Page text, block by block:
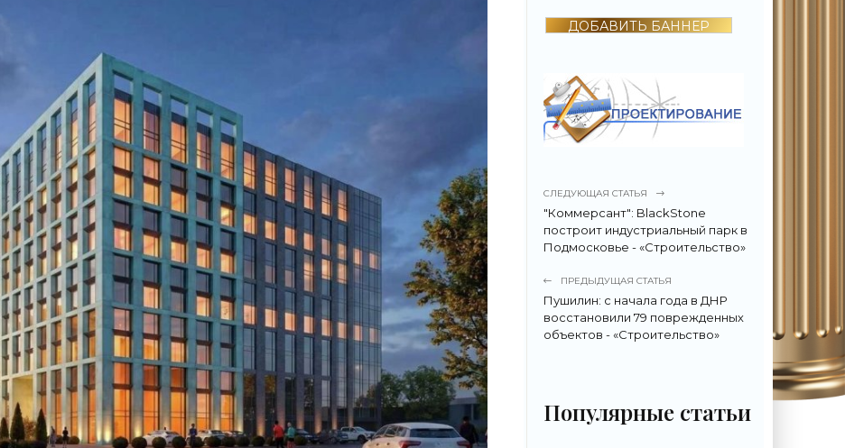
ДОБАВИТЬ БАННЕР
СЛЕДУЮЩАЯ СТАТЬЯ
"Коммерсант": BlackStone
построит индустриальный парк в
Подмосковье - «Строительство»
ПРЕДЫДУЩАЯ СТАТЬЯ
Пушилин: с начала года в ДНР
восстановили 79 поврежденных
объектов - «Строительство»
Популярные статьи